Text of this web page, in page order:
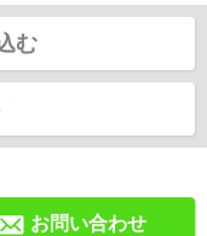
む
お問い合わせ